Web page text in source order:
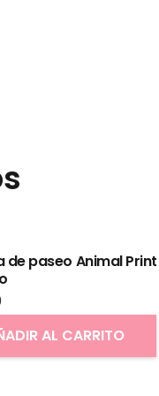
de paseo Animal Print
AL CARRITO